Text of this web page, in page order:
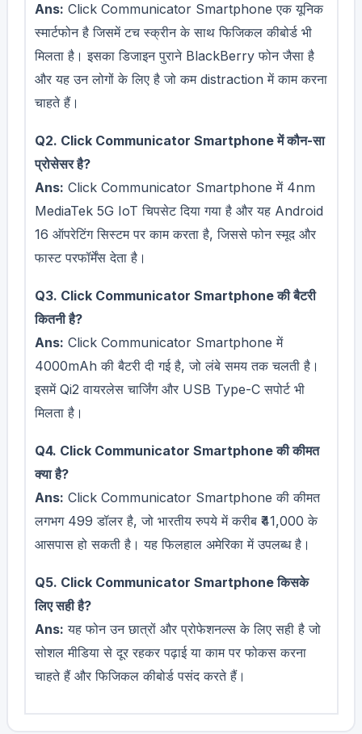
Ans: Click Communicator Smartphone एक यूनिक
स्मार्टफोन है जिसमें टच स्क्रीन के साथ फिजिकल कीबोर्ड भी
मिलता है। इसका डिजाइन पुराने BlackBerry फोन जैसा है
और यह उन लोगों के लिए है जो कम distraction में काम करना
चाहते हैं।
Q2. Click Communicator Smartphone में कौन-सा
प्रोसेसर है?
Ans: Click Communicator Smartphone में 4nm
MediaTek 5G IoT चिपसेट दिया गया है और यह Android
16 ऑपरेटिंग सिस्टम पर काम करता है, जिससे फोन स्मूद और
फास्ट परफॉर्मेंस देता है।
Q3. Click Communicator Smartphone की बैटरी
कितनी है?
Ans: Click Communicator Smartphone में
4000mAh की बैटरी दी गई है, जो लंबे समय तक चलती है।
इसमें Qi2 वायरलेस चार्जिंग और USB Type-C सपोर्ट भी
मिलता है।
Q4. Click Communicator Smartphone की कीमत
क्या है?
Ans: Click Communicator Smartphone की कीमत
लगभग 499 डॉलर है, जो भारतीय रुपये में करीब ₹41,000 के
आसपास हो सकती है। यह फिलहाल अमेरिका में उपलब्ध है।
Q5. Click Communicator Smartphone किसके
लिए सही है?
Ans: यह फोन उन छात्रों और प्रोफेशनल्स के लिए सही है जो
सोशल मीडिया से दूर रहकर पढ़ाई या काम पर फोकस करना
चाहते हैं और फिजिकल कीबोर्ड पसंद करते हैं।